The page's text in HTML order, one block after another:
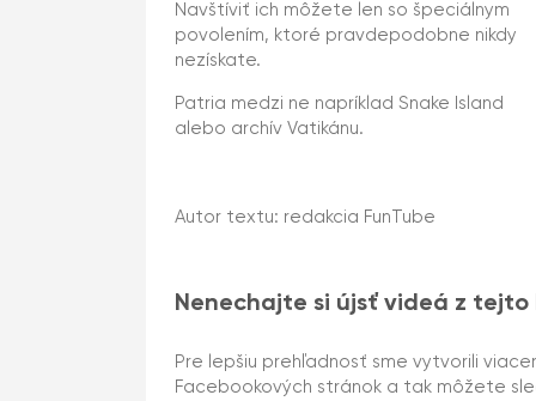
Navštíviť ich môžete len so špeciálnym
povolením, ktoré pravdepodobne nikdy
nezískate.
Patria medzi ne napríklad Snake Island
alebo archív Vatikánu.
Autor textu: redakcia FunTube
Nenechajte si újsť videá z tejto
Pre lepšiu prehľadnosť sme vytvorili
Facebookových stránok a tak môžete